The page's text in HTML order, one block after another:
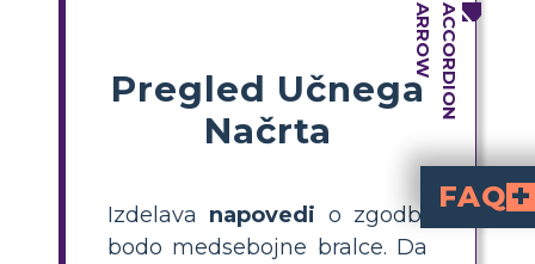
Pregled Učnega
Načrta
Izdelava napovedi o zgodbi
bodo medsebojne bralce. Da
FAQ